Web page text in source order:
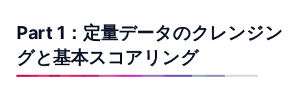
Part 1：定量データのクレンジン
グと基本スコアリング